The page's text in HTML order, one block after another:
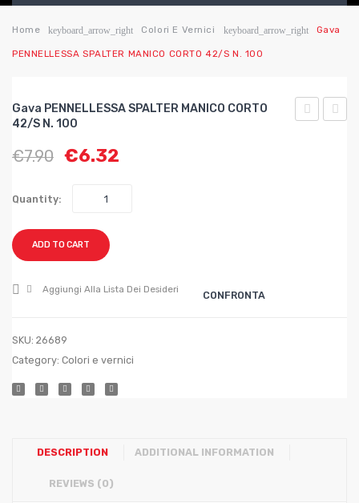
HOME
AZIENDA
CONTATTI
WISHLIST
Home keyboard_arrow_right Colori E Vernici keyboard_arrow_right Gava
PENNELLESSA SPALTER MANICO CORTO 42/S N. 100
Gava PENNELLESSA SPALTER MANICO CORTO
42/S N. 100
€7.90 €6.32
Quantity:
ADD TO CART
Aggiungi Alla Lista Dei Desideri CONFRONTA
SKU: 26689
Category: Colori e vernici
DESCRIPTION ADDITIONAL INFORMATION
REVIEWS (0)